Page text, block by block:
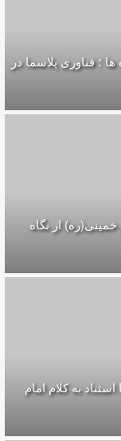
؛ فناوری پلاسما در
از نگاه
به کلام امام